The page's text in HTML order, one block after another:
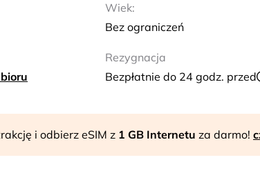
Wiek:
Bez ograniczeń
Rezygnacja
Bezpłatnie do 24 godz. przed
i odbierz eSIM z 1 GB Internetu za darmo!